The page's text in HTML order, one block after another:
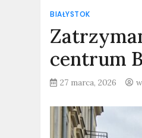
BIAŁYSTOK
centrum
27 marca, 2026